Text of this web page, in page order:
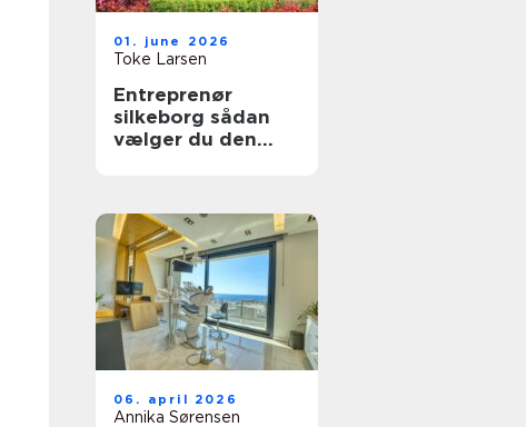
01. june 2026
Toke Larsen
Entreprenør
silkeborg sådan
vælger du den
06. april 2026
Annika Sørensen